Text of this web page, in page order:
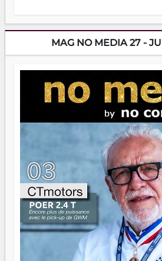
sans filet, souvent sans aide,
dorment vraiment la nuit. En
encore meilleures. Aina
Prix RFI Instrumental Afrique.
jeunes qui tiennent la torche.
s'arrêter là, applaudir et rentrer
serait passer à côté d'une chose
brûle fort — et parfois, ça brûle
direction peut éclairer autant qu'elle
là que les aînés entrent en scène —
gouvernail, mais pour montrer où
ont la force, les vieux ont
n'est pas un combat de
d'équipage. Partagez vos réussites,
Surtout vos échecs, d'ailleurs — ils
n'importe quel manuel. À
Il faut juste s'assurer que tout le
même sens.
MAG NO MEDIA 27 -